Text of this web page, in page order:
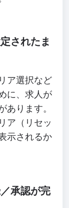
されたま
ア選択など
に、求人が
あります。
ア（リセッ
示されるか
承認が完